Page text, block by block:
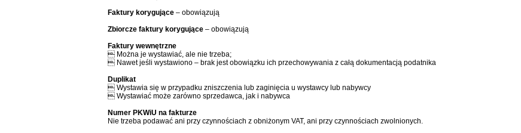
Faktury korygujące– obowiązują
Zbiorcze faktury korygujące – obowiązują
Faktury wewnętrzne
 Można je wystawiać, ale nie trzeba;
 Nawet jeśli wystawiono – brak jest obowiązku ich przechowywania z całą dokumentacją podatnika
Duplikat
 Wystawia się w przypadku zniszczenia lub zaginięcia u wystawcy lub nabywcy
 Wystawiać może zarówno sprzedawca, jak i nabywca
Numer PKWiU na fakturze
Nie trzeba podawać ani przy czynnościach z obniżonym VAT, ani przy czynnościach zwolnionych.